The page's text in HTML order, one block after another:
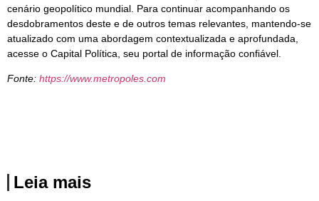
cenário geopolítico mundial. Para continuar acompanhando os
desdobramentos deste e de outros temas relevantes, mantendo-se
atualizado com uma abordagem contextualizada e aprofundada,
acesse o Capital Política, seu portal de informação confiável.
Fonte: https://www.metropoles.com
Leia mais